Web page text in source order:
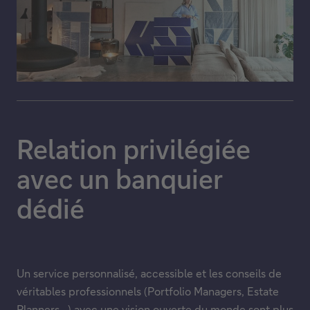
Relation privilégiée
avec un banquier
dédié
Un service personnalisé, accessible et les conseils de
véritables professionnels (Portfolio Managers, Estate